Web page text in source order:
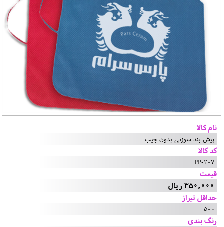
نام کالا
پیش بند سوزنی بدون جیب
کد کالا
PP-207
قیمت
350,000 ریال
حداقل تیراژ
500
رنگ بندی